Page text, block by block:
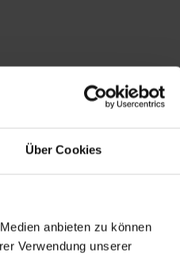
Über Cookies
anbieten zu können
Verwendung unserer